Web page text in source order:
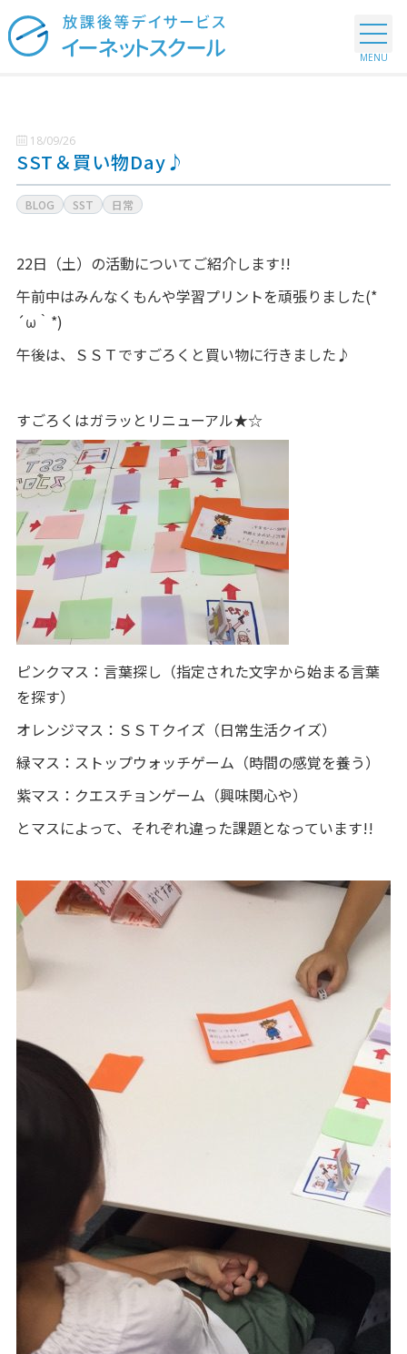
18/09/26
SST＆買い物Day♪
BLOG SST 日常
22日（土）の活動についてご紹介します!!
午前中はみんなくもんや学習プリントを頑張りました(*
´ω｀*)
午後は、ＳＳＴですごろくと買い物に行きました♪
すごろくはガラッとリニューアル★☆
ピンクマス：言葉探し（指定された文字から始まる言葉
を探す）
オレンジマス：ＳＳＴクイズ（日常生活クイズ）
緑マス：ストップウォッチゲーム（時間の感覚を養う）
紫マス：クエスチョンゲーム（興味関心や）
とマスによって、それぞれ違った課題となっています!!